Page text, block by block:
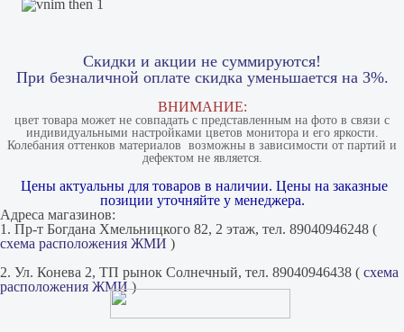
Скидки и акции не суммируются!
При безналичной оплате скидка уменьшается на 3%.
ВНИМАНИЕ:
цвет товара может не совпадать с представленным на фото в связи с
индивидуальными настройками цветов монитора и его яркости.
Колебания оттенков материалов​ ​ возможны в зависимости от партий и
дефектом не является.
Цены актуальны для товаров в наличии. Цены на заказные
позиции уточняйте у менеджера.
Адреса магазинов:
1. Пр-т Богдана Хмельницкого 82, 2 этаж, тел. 89040946248 (
схема расположения ЖМИ )
2. Ул. Конева 2, ТП рынок Солнечный, тел. 89040946438 ( схема
расположения ЖМИ)